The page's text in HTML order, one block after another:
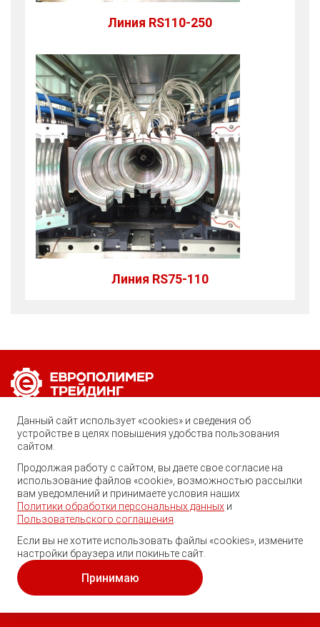
Линия RS110-250
Линия RS75-110
Позвоните нам по любому вопросу:
8 (800) 222-40-61
Ростов-на-Дону, ул. Вавилова, 59
trade@ep-group.ru
© 2010-2024. Европолимер-Трейдинг.
Все права защищены.
Политика обработки персональных данных
Данный сайт использует «cookies» и сведения об
устройстве в целях повышения удобства пользования
сайтом.
Продолжая работу с сайтом, вы даете свое согласие на
использование файлов «cookie», возможностью рассылки
вам уведомлений и принимаете условия наших
Политики обработки персональных данных и
Пользовательского соглашения
Если вы не хотите использовать файлы «cookies», измените
настройки браузера или покиньте сайт.
Принимаю